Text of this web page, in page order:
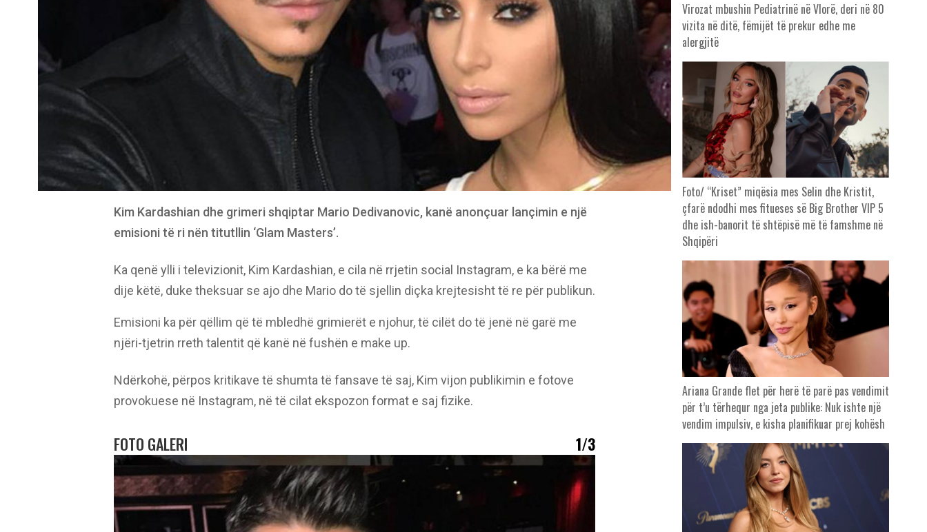
Kim Kardashian dhe grimeri shqiptar Mario Dedivanovic, kanë anonçuar lançimin e një
emisioni të ri nën titutllin ‘Glam Masters’.
Ka qenë ylli i televizionit, Kim Kardashian, e cila në rrjetin social Instagram, e ka bërë me
dije këtë, duke theksuar se ajo dhe Mario do të sjellin diçka krejtesisht të re për publikun.
Emisioni ka për qëllim që të mbledhë grimierët e njohur, të cilët do të jenë në garë me
njëri-tjetrin rreth talentit që kanë në fushën e make up.
Ndërkohë, përpos kritikave të shumta të fansave të saj, Kim vijon publikimin e fotove
provokuese në Instagram, në të cilat ekspozon format e saj fizike.
FOTO GALERI 1/3
Virozat mbushin Pediatrinë në Vlorë, deri në 80
vizita në ditë, fëmijët të prekur edhe me
alergjitë
Foto/ “Kriset” miqësia mes Selin dhe Kristit,
çfarë ndodhi mes fitueses së Big Brother VIP 5
dhe ish-banorit të shtëpisë më të famshme në
Shqipëri
Ariana Grande flet për herë të parë pas vendimit
për t’u tërhequr nga jeta publike: Nuk ishte një
vendim impulsiv, e kisha planifikuar prej kohësh